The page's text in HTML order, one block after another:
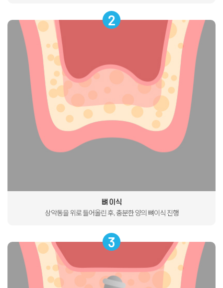
2
뼈 이식
상악동을 위로 들어올린 후, 충분한 양의 뼈이식 진행
3